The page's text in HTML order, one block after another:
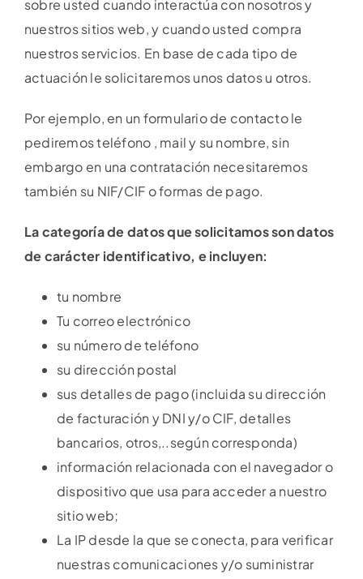
sobre usted cuando interactúa con nosotros y
nuestros sitios web, y cuando usted compra
nuestros servicios. En base de cada tipo de
actuación le solicitaremos unos datos u otros.
Por ejemplo, en un formulario de contacto le
pediremos teléfono , mail y su nombre, sin
embargo en una contratación necesitaremos
también su NIF/CIF o formas de pago.
La categoría de datos que solicitamos son datos
de carácter identificativo, e incluyen:
tu nombre
Tu correo electrónico
su número de teléfono
su dirección postal
sus detalles de pago (incluida su dirección
de facturación y DNI y/o CIF, detalles
bancarios, otros,..según corresponda)
información relacionada con el navegador o
dispositivo que usa para acceder a nuestro
sitio web;
La IP desde la que se conecta, para verificar
nuestras comunicaciones y/o suministrar